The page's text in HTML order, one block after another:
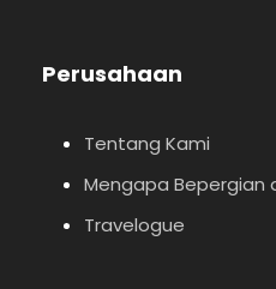
Perusahaan
Tentang Kami
Mengapa Bepergian
Travelogue